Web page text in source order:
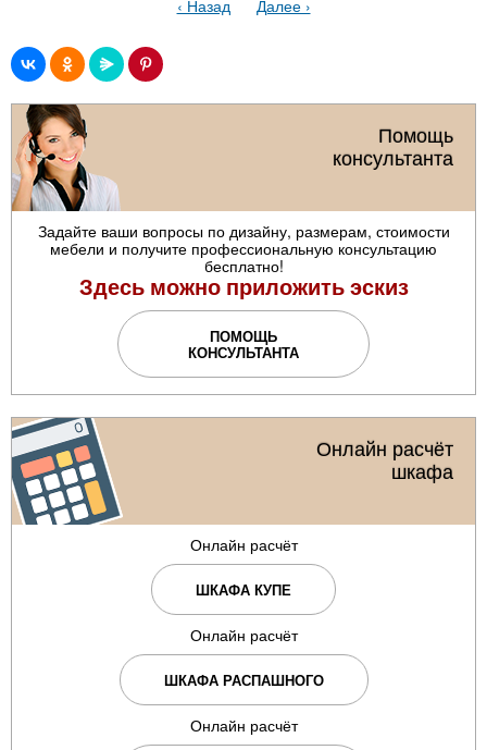
‹ Назад Далее ›
Помощь
консультанта
Задайте ваши вопросы по дизайну, размерам, стоимости
мебели и получите профессиональную консультацию
бесплатно!
Здесь можно приложить эскиз
ПОМОЩЬ
КОНСУЛЬТАНТА
Онлайн расчёт
шкафа
Онлайн расчёт
ШКАФА КУПЕ
Онлайн расчёт
ШКАФА РАСПАШНОГО
Онлайн расчёт